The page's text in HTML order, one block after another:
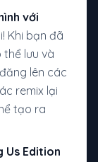
với
Khi bạn đã
lưu và
lên các
remix lại
tạo ra
Us Edition